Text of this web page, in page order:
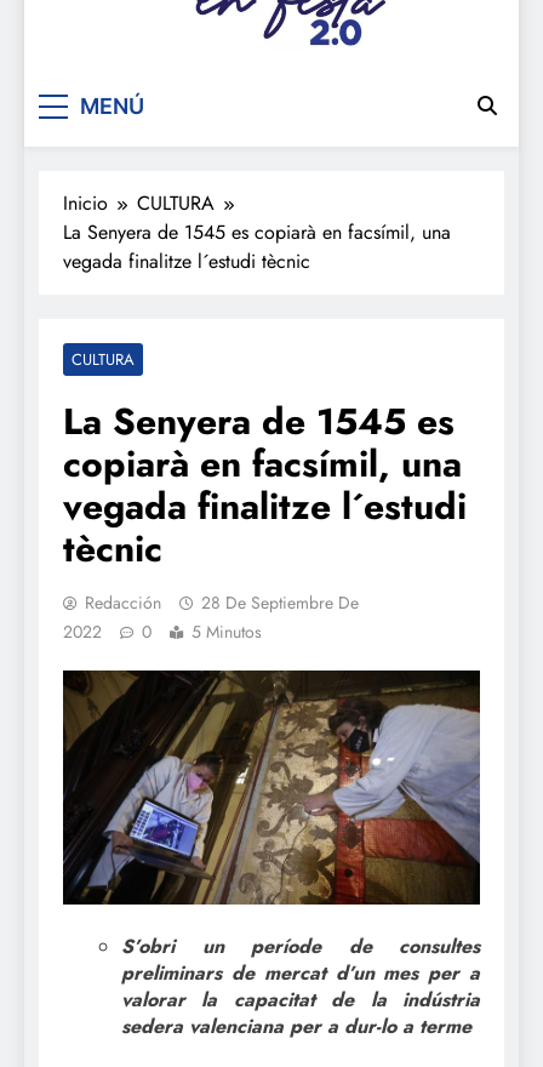
De festa en festa 2.0
MENÚ
Inicio
CULTURA
La Senyera de 1545 es copiarà en facsímil, una
vegada finalitze l´estudi tècnic
CULTURA
La Senyera de 1545 es
copiarà en facsímil, una
vegada finalitze l´estudi
tècnic
Redacción
28 De Septiembre De
2022
0 5 Minutos
S’obri un període de consultes
preliminars de mercat d’un mes per a
valorar la capacitat de la indústria
sedera valenciana per a dur-lo a terme